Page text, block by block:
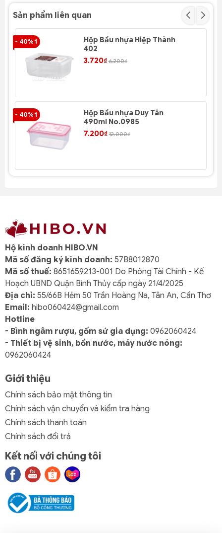
Sản phẩm liên quan
- 40% 1
Hộp Bầu nhựa Hiệp Thành
402
3.720₫ 6.200₫
- 40% 1
Hộp Bầu nhựa Duy Tân
490ml No.0985
7.200₫ 12.000₫
Hộ kinh doanh HIBO.VN
Mã số đăng ký kinh doanh: 57B8012870
Mã số thuế: 8651659213-001 Do Phòng Tài Chính - Kế
Hoạch UBND Quận Bình Thủy cấp ngày 21/4/2025
Địa chỉ: 55/66B Hẻm 50 Trần Hoàng Na, Tân An, Cần Thơ
Email: hibo060424@gmail.com
Hotline
- Bình ngâm rượu, gốm sứ gia dụng: 0962060424
- Thiết bị vệ sinh, bồn nước, máy nước nóng:
0962060424
Giới thiệu
Chính sách bảo mật thông tin
Chính sách vận chuyển và kiểm tra hàng
Chính sách thanh toán
Chính sách đổi trả
Kết nối với chúng tôi